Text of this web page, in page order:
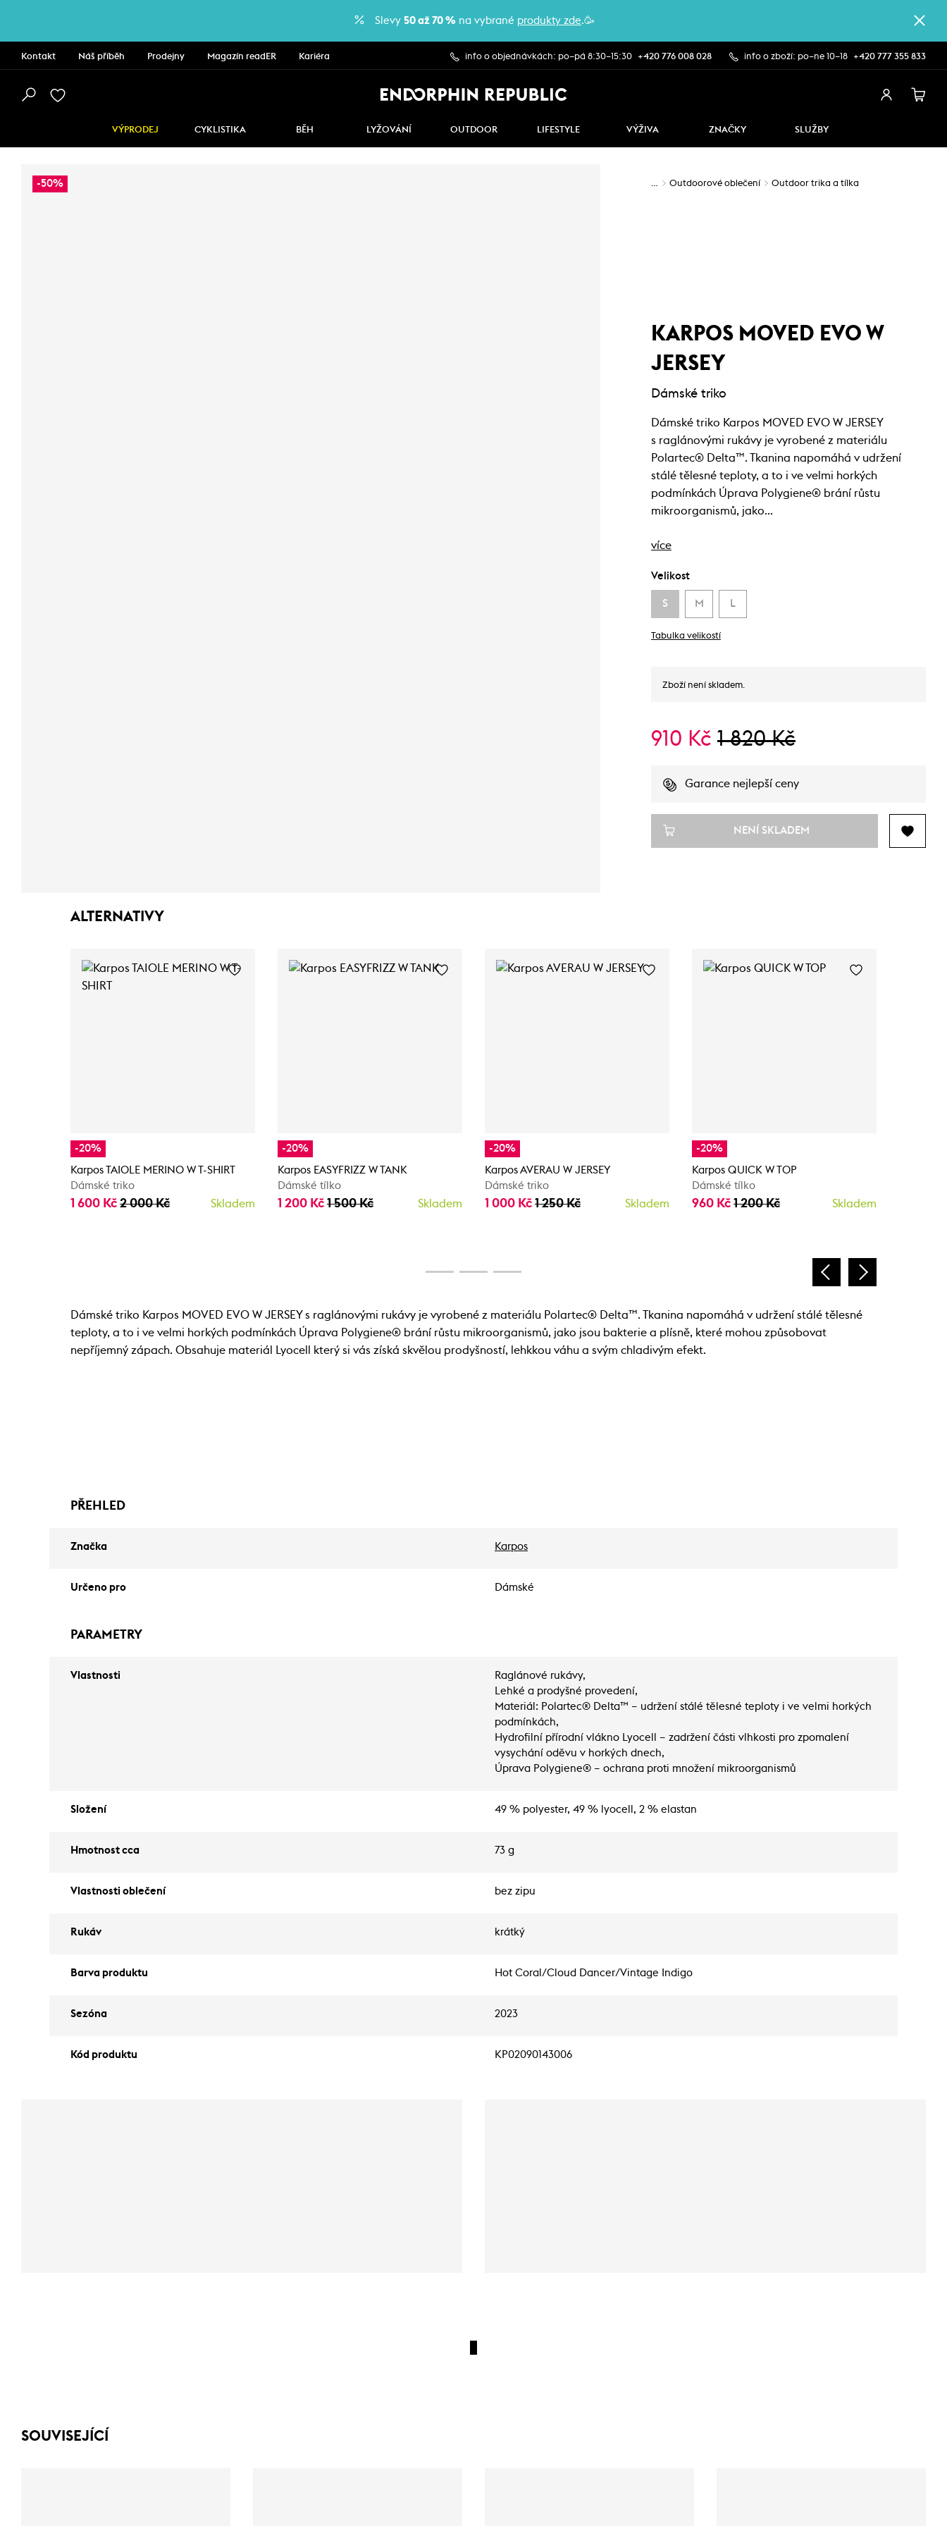
Slevy 50 až 70 % na vybrané produkty zde.🥳
Kontakt Náš příběh Prodejny Magazín readER Kariéra info o objednávkách: po–pá 8:30–15:30 +420 776 008 028 info o zboží: po–ne 10–18 +420 777 355 833
VÝPRODEJ CYKLISTIKA BĚH LYŽOVÁNÍ OUTDOOR LIFESTYLE VÝŽIVA ZNAČKY SLUŽBY
-50% … Outdoorové oblečení Outdoor trika a tílka
KARPOS MOVED EVO W
JERSEY
Dámské triko
Dámské triko Karpos MOVED EVO W JERSEY
s raglánovými rukávy je vyrobené z materiálu
Polartec® Delta™. Tkanina napomáhá v udržení
stálé tělesné teploty, a to i ve velmi horkých
podmínkách Úprava Polygiene® brání růstu
mikroorganismů, jako…
více
Velikost
S M L
Tabulka velikostí
Zboží není skladem.
910 Kč 1 820 Kč
Garance nejlepší ceny
NENÍ SKLADEM
ALTERNATIVY
-20%
Karpos TAIOLE MERINO W T-SHIRT
Dámské triko
1 600 Kč 2 000 Kč Skladem
-20%
Karpos EASYFRIZZ W TANK
Dámské tílko
1 200 Kč 1 500 Kč Skladem
-20%
Karpos AVERAU W JERSEY
Dámské triko
1 000 Kč 1 250 Kč Skladem
-20%
Karpos QUICK W TOP
Dámské tílko
960 Kč 1 200 Kč Skladem
Dámské triko Karpos MOVED EVO W JERSEY s raglánovými rukávy je vyrobené z materiálu Polartec® Delta™. Tkanina napomáhá v udržení stálé tělesné
teploty, a to i ve velmi horkých podmínkách Úprava Polygiene® brání růstu mikroorganismů, jako jsou bakterie a plísně, které mohou způsobovat
nepříjemný zápach. Obsahuje materiál Lyocell který si vás získá skvělou prodyšností, lehkkou váhu a svým chladivým efekt.
PŘEHLED
Značka Karpos
Určeno pro Dámské
PARAMETRY
Vlastnosti
Raglánové rukávy,
Lehké a prodyšné provedení,
Materiál: Polartec® Delta™ – udržení stálé tělesné teploty i ve velmi horkých
podmínkách,
Hydrofilní přírodní vlákno Lyocell – zadržení části vlhkosti pro zpomalení
vysychání oděvu v horkých dnech,
Úprava Polygiene® – ochrana proti množení mikroorganismů
Složení 49 % polyester, 49 % lyocell, 2 % elastan
Hmotnost cca 73 g
Vlastnosti oblečení bez zipu
Rukáv krátký
Barva produktu Hot Coral/Cloud Dancer/Vintage Indigo
Sezóna 2023
Kód produktu KP02090143006
SOUVISEJÍCÍ